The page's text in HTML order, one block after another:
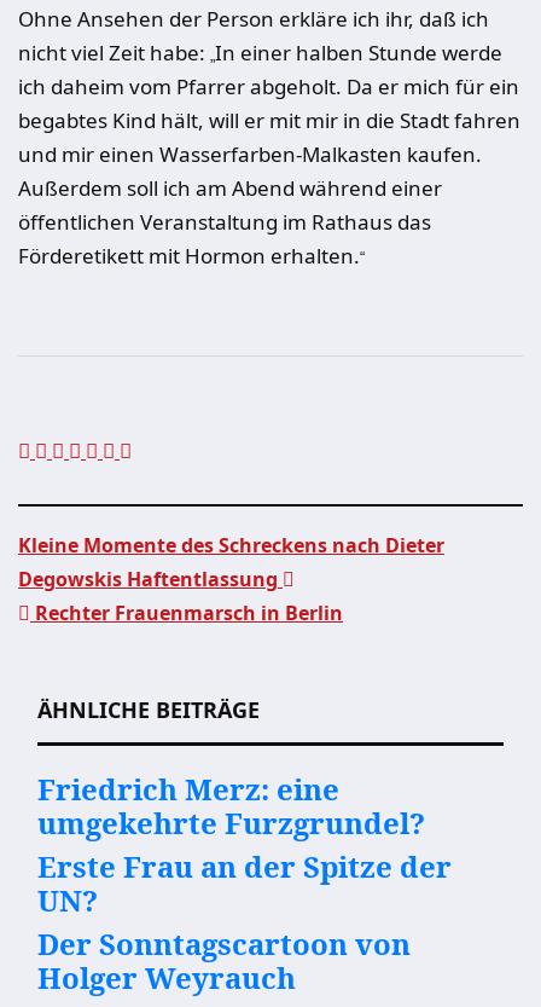
Ohne Ansehen der Person erkläre ich ihr, daß ich
nicht viel Zeit habe: „In einer halben Stunde werde
ich daheim vom Pfarrer abgeholt. Da er mich für ein
begabtes Kind hält, will er mit mir in die Stadt fahren
und mir einen Wasserfarben-Malkasten kaufen.
Außerdem soll ich am Abend während einer
öffentlichen Veranstaltung im Rathaus das
Förderetikett mit Hormon erhalten.“
Beitragsnavigation
Kleine Momente des Schreckens nach Dieter
Degowskis Haftentlassung
Rechter Frauenmarsch in Berlin
ÄHNLICHE BEITRÄGE
Friedrich Merz: eine
umgekehrte Furzgrundel?
Erste Frau an der Spitze der
UN?
Der Sonntagscartoon von
Holger Weyrauch